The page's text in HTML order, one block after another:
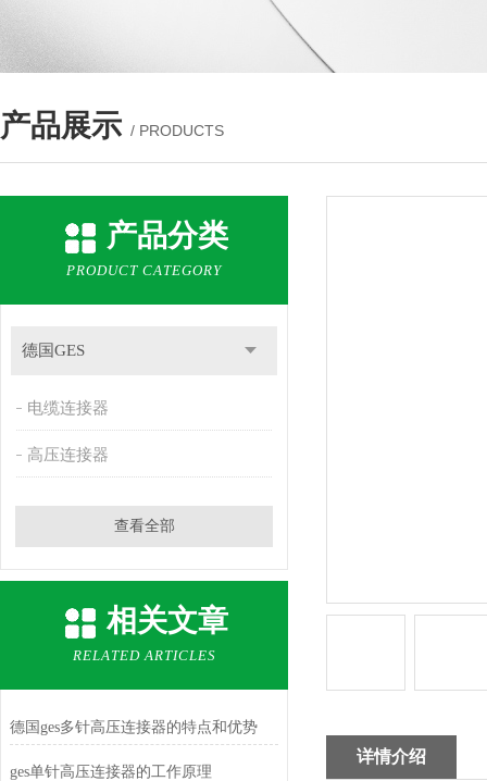
产品展示 / PRODUCTS
产品分类
PRODUCT CATEGORY
德国GES
电缆连接器
高压连接器
查看全部
相关文章
RELATED ARTICLES
德国ges多针高压连接器的特点和优势
ges单针高压连接器的工作原理
详情介绍